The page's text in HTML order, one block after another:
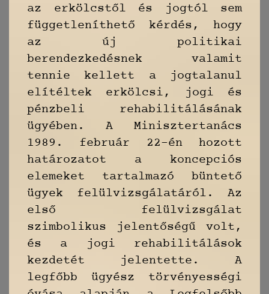
az erkölcstől és jogtól sem
függetleníthető kérdés, hogy
az új politikai
berendezkedésnek valamit
tennie kellett a jogtalanul
elítéltek erkölcsi, jogi és
pénzbeli rehabilitálásának
ügyében. A Minisztertanács
1989. február 22-én hozott
határozatot a koncepciós
elemeket tartalmazó büntető
ügyek felülvizsgálatáról. Az
első felülvizsgálat
szimbolikus jelentőségű volt,
és a jogi rehabilitálások
kezdetét jelentette. A
legfőbb ügyész törvényességi